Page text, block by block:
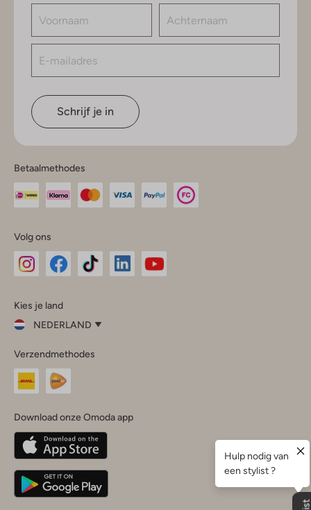
Schrijf je in
Betaalmethodes
Volg ons
InstagramFacebook
Kies je land
NEDERLAND
je
land
Nederland
Belgique(Français)
Deutschland
Verzendmethodes
Download onze Omoda app